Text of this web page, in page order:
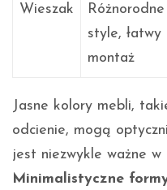
Wieszak
Różnorodne
style, łatwy
montaż
Jasne kolory mebli,
odcienie, mogą
jest niezwykle ważne w
Minimalistyczne